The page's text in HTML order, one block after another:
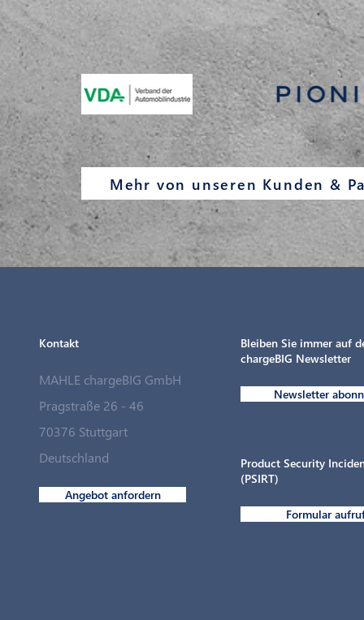
Mehr von unseren Kunden &
Kontakt
MAHLE chargeBIG GmbH
Pragstraße 26 - 46
70376 Stuttgart
Deutschland
Angebot anfordern
Bleiben Sie immer auf
chargeBIG Newsletter
Newsletter
Product Security
(PSIRT)
Formular